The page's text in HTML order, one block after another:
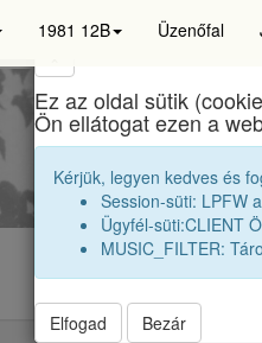
1981 12B Üzenőfal
Brassai
Ez az oldal sütik
Ön ellátogat ezen a
Kérjük, legyen kedves és
Session-süti: LPFW
Ügyfél-süti:CLIENT
MUSIC_FILTER:
Elfogad Bezár